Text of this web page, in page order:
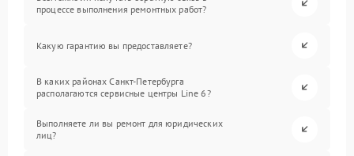
процессе выполнения ремонтных работ?
Какую гарантию вы предоставляете?
В каких районах Санкт-Петербурга
располагаются сервисные центры Line 6?
Выполняете ли вы ремонт для юридических
лиц?